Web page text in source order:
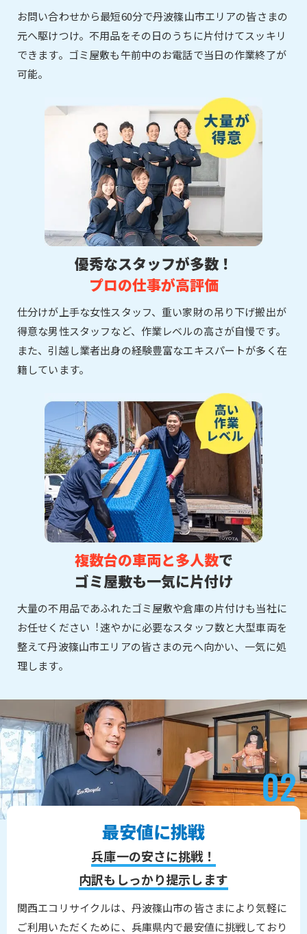
お問い合わせから最短60分で丹波篠山市エリアの皆さまの
元へ駆けつけ。不用品をその日のうちに片付けてスッキリ
できます。ゴミ屋敷も午前中のお電話で当日の作業終了が
可能。
優秀なスタッフが多数！
プロの仕事が高評価
仕分けが上手な女性スタッフ、重い家財の吊り下げ搬出が
得意な男性スタッフなど、作業レベルの高さが自慢です。
また、引越し業者出身の経験豊富なエキスパートが多く在
籍しています。
複数台の車両と多人数で
ゴミ屋敷も一気に片付け
大量の不用品であふれたゴミ屋敷や倉庫の片付けも当社に
お任せください︕速やかに必要なスタッフ数と大型車両を
整えて丹波篠山市エリアの皆さまの元へ向かい、一気に処
理します。
最安値に挑戦
兵庫一の安さに挑戦！
内訳もしっかり提示します
関西エコリサイクルは、丹波篠山市の皆さまにより気軽に
ご利用いただくために、兵庫県内で最安値に挑戦しており